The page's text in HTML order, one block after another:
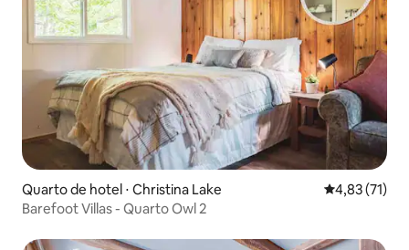
Quarto de hotel ⋅ Christina Lake 4,83 de uma
4,83 (71)
Barefoot Villas - Quarto Owl 2